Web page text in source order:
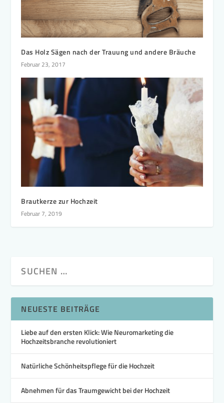
Das Holz Sägen nach der Trauung und andere Bräuche
Februar 23, 2017
Brautkerze zur Hochzeit
Februar 7, 2019
NEUESTE BEITRÄGE
Liebe auf den ersten Klick: Wie Neuromarketing die
Hochzeitsbranche revolutioniert
Natürliche Schönheitspflege für die Hochzeit
Abnehmen für das Traumgewicht bei der Hochzeit